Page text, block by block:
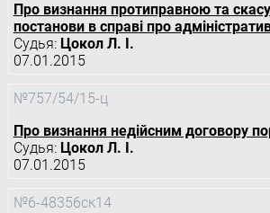
Про визнання протиправною та
постанови в справі про
Судья: Цокол Л. І.
07.01.2015
№757/54/15-ц
Про визнання недійсним договору
Судья: Цокол Л. І.
07.01.2015
№6-48356ск14